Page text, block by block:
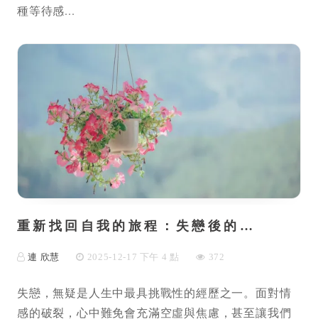
種等待感...
重新找回自我的旅程：失戀後的…
連 欣慧 2025-12-17 下午 4 點 372
失戀，無疑是人生中最具挑戰性的經歷之一。面對情
感的破裂，心中難免會充滿空虛與焦慮，甚至讓我們